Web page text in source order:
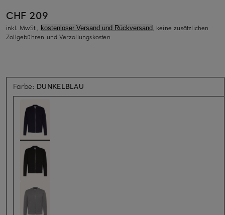
CHF 209
inkl. MwSt., kostenloser Versand und Rückversand, keine zusätzlichen
Zollgebühren und Verzollungskosten
Farbe: DUNKELBLAU